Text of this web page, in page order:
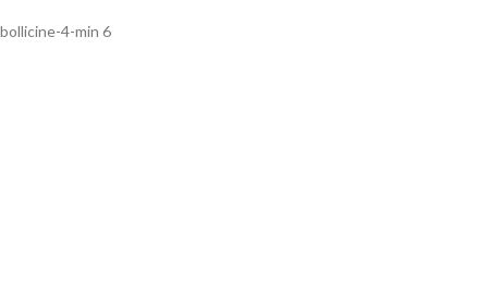
bollicine-4-min 6